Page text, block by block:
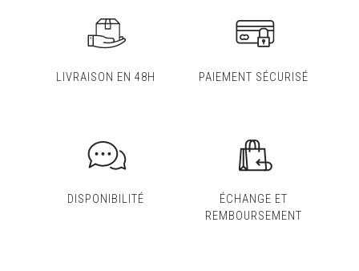
LIVRAISON EN 48H PAIEMENT SÉCURISÉ
DISPONIBILITÉ
ÉCHANGE ET
REMBOURSEMENT